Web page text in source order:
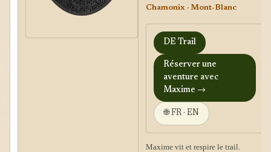
Chamonix · Mont-Blanc
DE Trail
Réserver une
aventure avec
Maxime →
🌐 FR · EN
Maxime vit et respire le trail.